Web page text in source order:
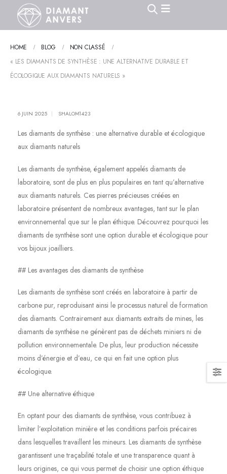
HOME BLOG
NON CLASSÉ
« LES DIAMANTS DE SYNTHÈSE : UNE ALTERNATIVE DURABLE ET
ÉCOLOGIQUE AUX DIAMANTS NATURELS »
6 JUIN 2025 SHALOM1423
Les diamants de synthèse : une alternative durable et écologique
aux diamants naturels
Les diamants de synthèse, également appelés diamants de
laboratoire, sont de plus en plus populaires en tant qu’alternative
aux diamants naturels. Ces pierres précieuses créées en
laboratoire présentent de nombreux avantages, tant sur le plan
environnemental que sur le plan éthique. Découvrez pourquoi les
diamants de synthèse sont une option durable et écologique pour
vos bijoux joailliers.
## Les avantages des diamants de synthèse
Les diamants de synthèse sont créés en laboratoire à partir de
carbone pur, reproduisant ainsi le processus naturel de formation
des diamants. Contrairement aux diamants extraits de mines, les
diamants de synthèse ne génèrent pas de déchets miniers ni de
pollution environnementale. De plus, leur production nécessite
moins d’énergie et d’eau, ce qui en fait une option plus
écologique.
## Une alternative éthique
En optant pour des diamants de synthèse, vous contribuez à
limiter l’exploitation minière et les conditions parfois précaires
dans lesquelles travaillent les mineurs. Les diamants de synthèse
garantissent une traçabilité totale et une transparence quant à
leurs origines, ce qui vous permet de choisir une option éthique